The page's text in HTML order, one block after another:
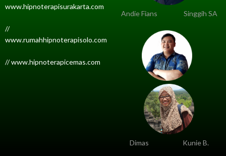
www.hipnoterapisurakarta.com
//
www.rumahhipnoterapisolo.com
// www.hipnoterapicemas.com
Andie Fians Singgih SA
Dimas Kunie B.